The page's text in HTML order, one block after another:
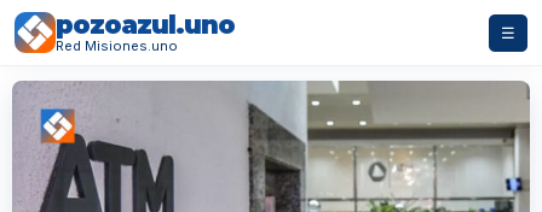
pozoazul.uno
Red Misiones.uno
☰